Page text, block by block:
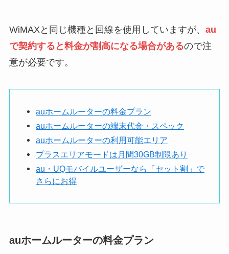
WiMAXと同じ機種と回線を使用していますが、 au
で契約すると料金が割高になる場合があるので注
意が必要です。
auホームルーターの料金プラン
auホームルーターの端末代金・スペック
auホームルーターの利用可能エリア
プラスエリアモードは月間30GB制限あり
au・UQモバイルユーザーなら「セット割」で
さらにお得
auホームルーターの料金プラン